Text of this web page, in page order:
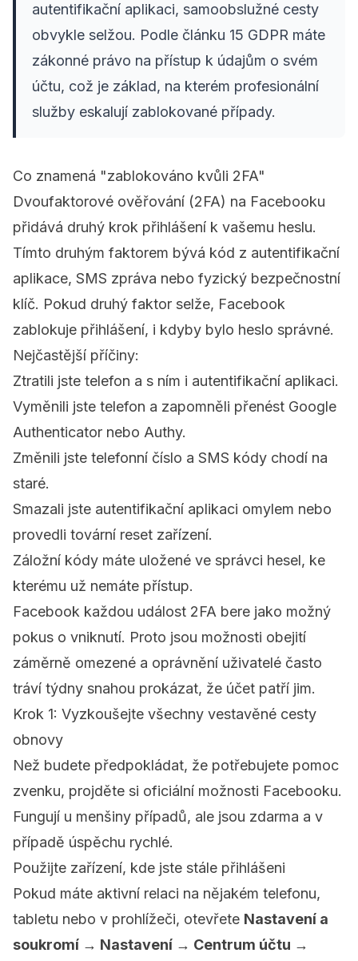
autentifikační aplikaci, samoobslužné cesty
obvykle selžou. Podle článku 15 GDPR máte
zákonné právo na přístup k údajům o svém
účtu, což je základ, na kterém profesionální
služby eskalují zablokované případy.
Co znamená "zablokováno kvůli 2FA"
Dvoufaktorové ověřování (2FA) na Facebooku
přidává druhý krok přihlášení k vašemu heslu.
Tímto druhým faktorem bývá kód z autentifikační
aplikace, SMS zpráva nebo fyzický bezpečnostní
klíč. Pokud druhý faktor selže, Facebook
zablokuje přihlášení, i kdyby bylo heslo správné.
Nejčastější příčiny:
Ztratili jste telefon a s ním i autentifikační aplikaci.
Vyměnili jste telefon a zapomněli přenést Google
Authenticator nebo Authy.
Změnili jste telefonní číslo a SMS kódy chodí na
staré.
Smazali jste autentifikační aplikaci omylem nebo
provedli tovární reset zařízení.
Záložní kódy máte uložené ve správci hesel, ke
kterému už nemáte přístup.
Facebook každou událost 2FA bere jako možný
pokus o vniknutí. Proto jsou možnosti obejití
záměrně omezené a oprávnění uživatelé často
tráví týdny snahou prokázat, že účet patří jim.
Krok 1: Vyzkoušejte všechny vestavěné cesty
obnovy
Než budete předpokládat, že potřebujete pomoc
zvenku, projděte si oficiální možnosti Facebooku.
Fungují u menšiny případů, ale jsou zdarma a v
případě úspěchu rychlé.
Použijte zařízení, kde jste stále přihlášeni
Pokud máte aktivní relaci na nějakém telefonu,
tabletu nebo v prohlížeči, otevřete Nastavení a
soukromí → Nastavení → Centrum účtu →